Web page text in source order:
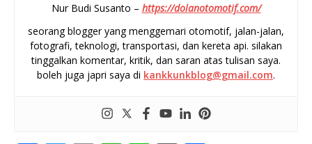
Nur Budi Susanto – https://dolanotomotif.com/
seorang blogger yang menggemari otomotif, jalan-jalan,
fotografi, teknologi, transportasi, dan kereta api. silakan
tinggalkan komentar, kritik, dan saran atas tulisan saya.
boleh juga japri saya di kankkunkblog@gmail.com.